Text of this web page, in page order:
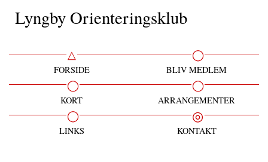
Lyngby Orienteringsklub
FORSIDE BLIV MEDLEM
KORT ARRANGEMENTER
LINKS KONTAKT